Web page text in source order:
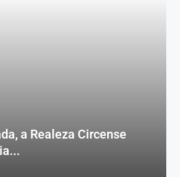
a Realeza Circense